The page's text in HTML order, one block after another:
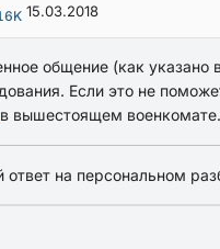
15.03.2018
общение (как указано
Если это не
в вышестоящем военкомате.
ответ на персональном